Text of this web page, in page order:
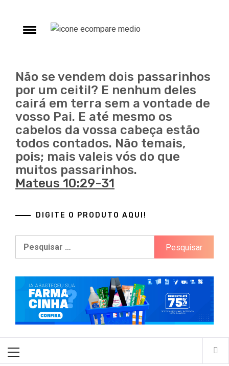
contentToggle
ECompare e
Não se vendem dois passarinhos
por um ceitil? E nenhum deles
cairá em terra sem a vontade de
vosso Pai. E até mesmo os
cabelos da vossa cabeça estão
todos contados. Não temais,
pois; mais valeis vós do que
muitos passarinhos.
Mateus 10:29-31
DIGITE O PRODUTO AQUI!
Pesquisar
Menu